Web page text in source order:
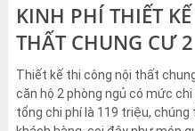
KINH PHÍ THIẾT
THẤT CHUNG CƯ
Thiết kế thi công nội thất
căn hộ 2 phòng ngủ có mức
tổng chi phí là 119 triệu,